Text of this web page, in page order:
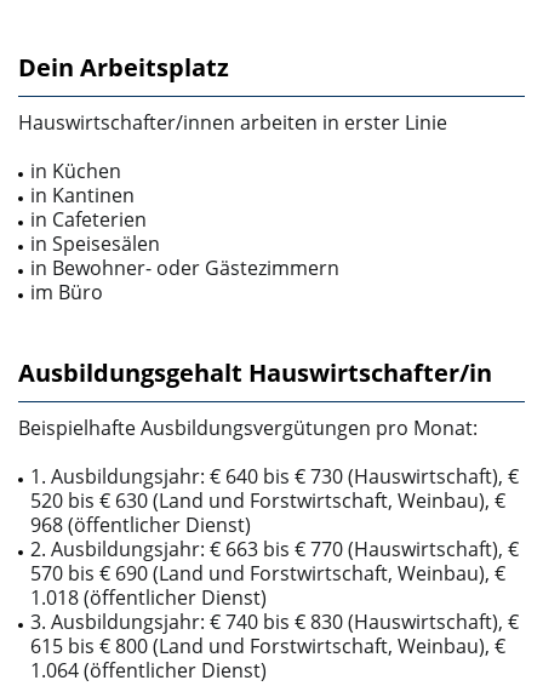
Dein Arbeitsplatz
Hauswirtschafter/innen arbeiten in erster Linie
in Küchen
in Kantinen
in Cafeterien
in Speisesälen
in Bewohner­- oder Gästezimmern
im Büro
Ausbildungsgehalt Hauswirtschafter/in
Beispielhafte Ausbildungsvergütungen pro Monat:
1. Ausbildungsjahr: € 640 bis € 730 (Hauswirtschaft), €
520 bis € 630 (Land­ und Forstwirtschaft, Weinbau), €
968 (öffentlicher Dienst)
2. Ausbildungsjahr: € 663 bis € 770 (Hauswirtschaft), €
570 bis € 690 (Land­ und Forstwirtschaft, Weinbau), €
1.018 (öffentlicher Dienst)
3. Ausbildungsjahr: € 740 bis € 830 (Hauswirtschaft), €
615 bis € 800 (Land­ und Forstwirtschaft, Weinbau), €
1.064 (öffentlicher Dienst)